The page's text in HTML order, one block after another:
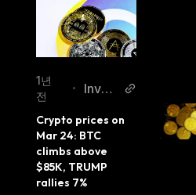
1년
전
•
Invez
Crypto prices on
Mar 24: BTC
climbs above
$85K, TRUMP
rallies 7%